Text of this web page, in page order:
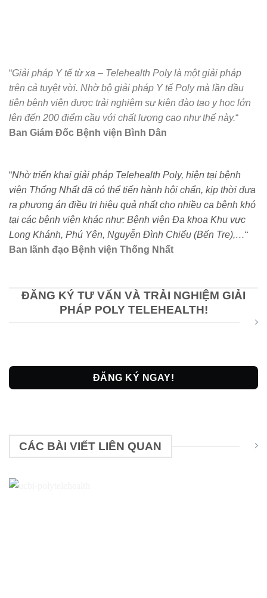
“Giải pháp Y tế từ xa – Telehealth Poly là một giải pháp
trên cả tuyệt vời. Nhờ bộ giải pháp Y tế Poly mà lần đầu
tiên bệnh viện được trải nghiệm sự kiện đào tạo y học lớn
lên đến 200 điểm cầu với chất lượng cao như thế này.“
Ban Giám Đốc Bệnh viện Bình Dân
“Nhờ triển khai giải pháp Telehealth Poly, hiện tại bệnh
viện Thống Nhất đã có thể tiến hành hội chẩn, kịp thời đưa
ra phương án điều trị hiệu quả nhất cho nhiều ca bệnh khó
tại các bệnh viện khác như: Bệnh viện Đa khoa Khu vực
Long Khánh, Phú Yên, Nguyễn Đình Chiểu (Bến Tre),…“
Ban lãnh đạo Bệnh viện Thống Nhất
ĐĂNG KÝ TƯ VẤN VÀ TRẢI NGHIỆM GIẢI
PHÁP POLY TELEHEALTH!
ĐĂNG KÝ NGAY!
CÁC BÀI VIẾT LIÊN QUAN